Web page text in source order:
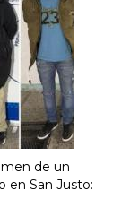
de un
en San Justo: